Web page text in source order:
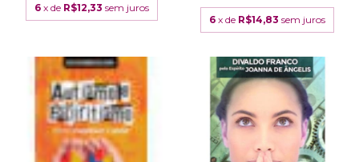
6 x de R$12,33 sem juros
6 x de R$14,83 sem juros